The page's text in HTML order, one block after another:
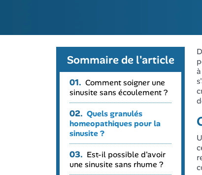
Sommaire de l'article
01. Comment soigner une
sinusite sans écoulement ?
02. Quels granulés
homeopathiques pour la
sinusite ?
03. Est-il possible d'avoir
une sinusite sans rhume ?